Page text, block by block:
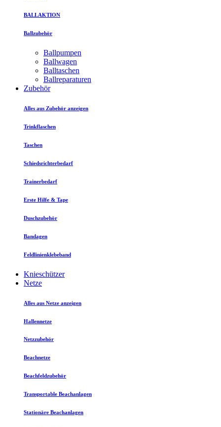
BALLAKTION
Ballzubehör
Ballpumpen
Ballwagen
Balltaschen
Ballreparaturen
Zubehör
Alles aus Zubehör anzeigen
Trinkflaschen
Taschen
Schiedsrichterbedarf
Trainerbedarf
Erste Hilfe & Tape
Duschzubehör
Bandagen
Feldlinienklebeband
Knieschützer
Netze
Alles aus Netze anzeigen
Hallennetze
Netzzubehör
Beachnetze
Beachfeldzubehör
Transportable Beachanlagen
Stationäre Beachanlagen